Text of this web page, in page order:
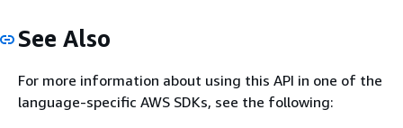
See Also
For more information about using this API in one of the
language-specific AWS SDKs, see the following: